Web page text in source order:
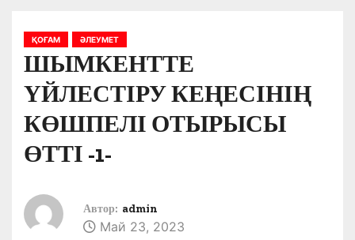
ҚОҒАМ ӘЛЕУМЕТ
ШЫМКЕНТТЕ
ҮЙЛЕСТІРУ КЕҢЕСІНІҢ
КӨШПЕЛІ ОТЫРЫСЫ
ӨТТІ -1-
Автор: admin
Май 23, 2023